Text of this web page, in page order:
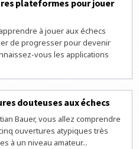
plateformes pour jouer
à jouer aux échecs
de progresser pour devenir
vous les applications
douteuses aux échecs
Bauer, vous allez comprendre
ouvertures atypiques très
à un niveau amateur...